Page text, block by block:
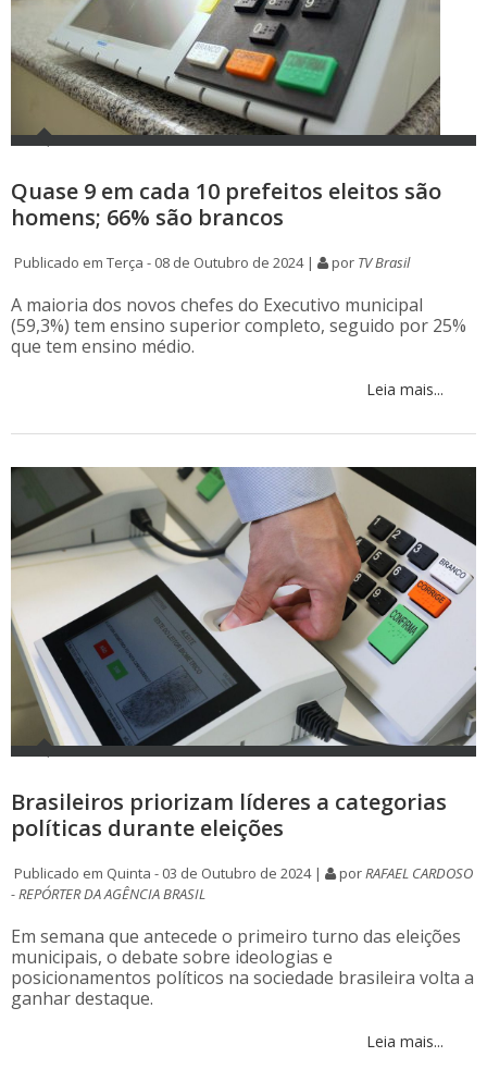
Quase 9 em cada 10 prefeitos eleitos são
homens; 66% são brancos
Publicado em Terça - 08 de Outubro de 2024 | por TV Brasil
A maioria dos novos chefes do Executivo municipal
(59,3%) tem ensino superior completo, seguido por 25%
que tem ensino médio.
Leia mais...
Brasileiros priorizam líderes a categorias
políticas durante eleições
Publicado em Quinta - 03 de Outubro de 2024 | porRAFAEL CARDOSO
- REPÓRTER DA AGÊNCIA BRASIL
Em semana que antecede o primeiro turno das eleições
municipais, o debate sobre ideologias e
posicionamentos políticos na sociedade brasileira volta a
ganhar destaque.
Leia mais...